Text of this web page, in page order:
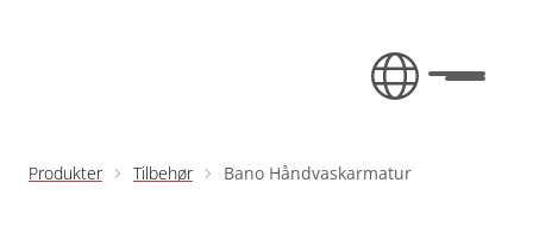
Toggle
Produkter Tilbehør Bano Håndvaskarmatur